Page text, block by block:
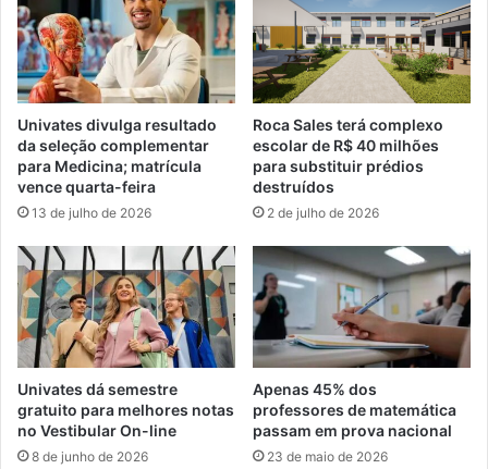
Univates divulga resultado
da seleção complementar
para Medicina; matrícula
vence quarta-feira
13 de julho de 2026
Roca Sales terá complexo
escolar de R$ 40 milhões
para substituir prédios
destruídos
2 de julho de 2026
Univates dá semestre
gratuito para melhores notas
no Vestibular On-line
8 de junho de 2026
Apenas 45% dos
professores de matemática
passam em prova nacional
23 de maio de 2026